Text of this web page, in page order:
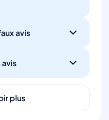
avis
avis
plus